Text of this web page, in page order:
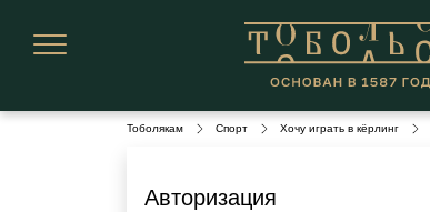
Тоболякам Спорт Хочу играть в кёрлинг
Авторизация